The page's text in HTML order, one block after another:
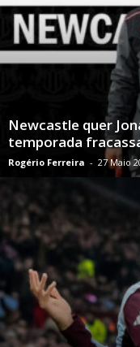
Newcastle quer
temporada
Rogério Ferreira - 27 Maio